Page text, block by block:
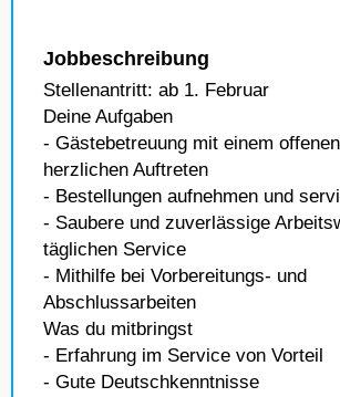
Jobbeschreibung
Stellenantritt: ab 1. Februar
Deine Aufgaben
- Gästebetreuung mit einem
herzlichen Auftreten
- Bestellungen aufnehmen und
- Saubere und zuverlässige
täglichen Service
- Mithilfe bei Vorbereitungs- und
Abschlussarbeiten
Was du mitbringst
- Erfahrung im Service von Vorteil
- Gute Deutschkenntnisse